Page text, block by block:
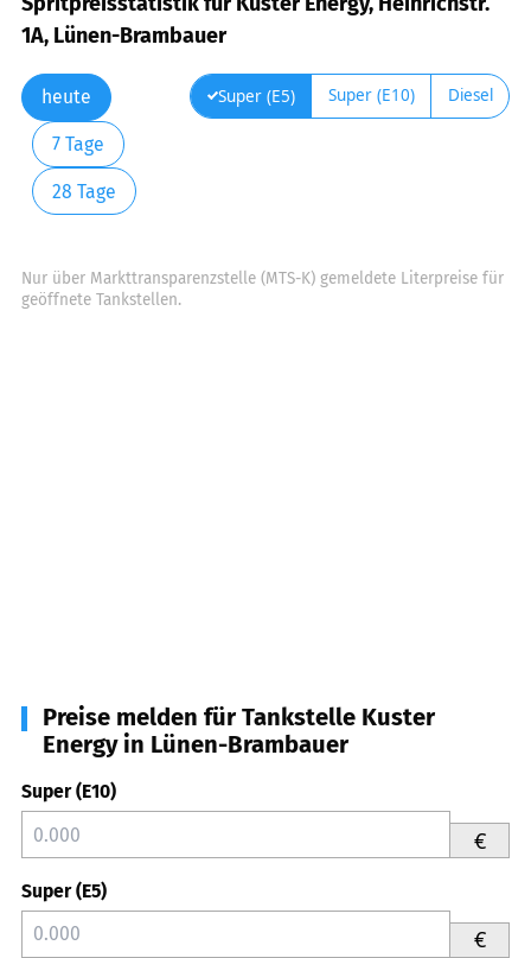
1A, Lünen-Brambauer
heute
7 Tage
28 Tage
Super (E5) Super (E10) Diesel
Nur über Markttransparenzstelle (MTS-K) gemeldete Literpreise für
geöffnete Tankstellen.
Preise melden für Tankstelle Kuster
Energy in Lünen-Brambauer
Super (E10)
€
Super (E5)
€